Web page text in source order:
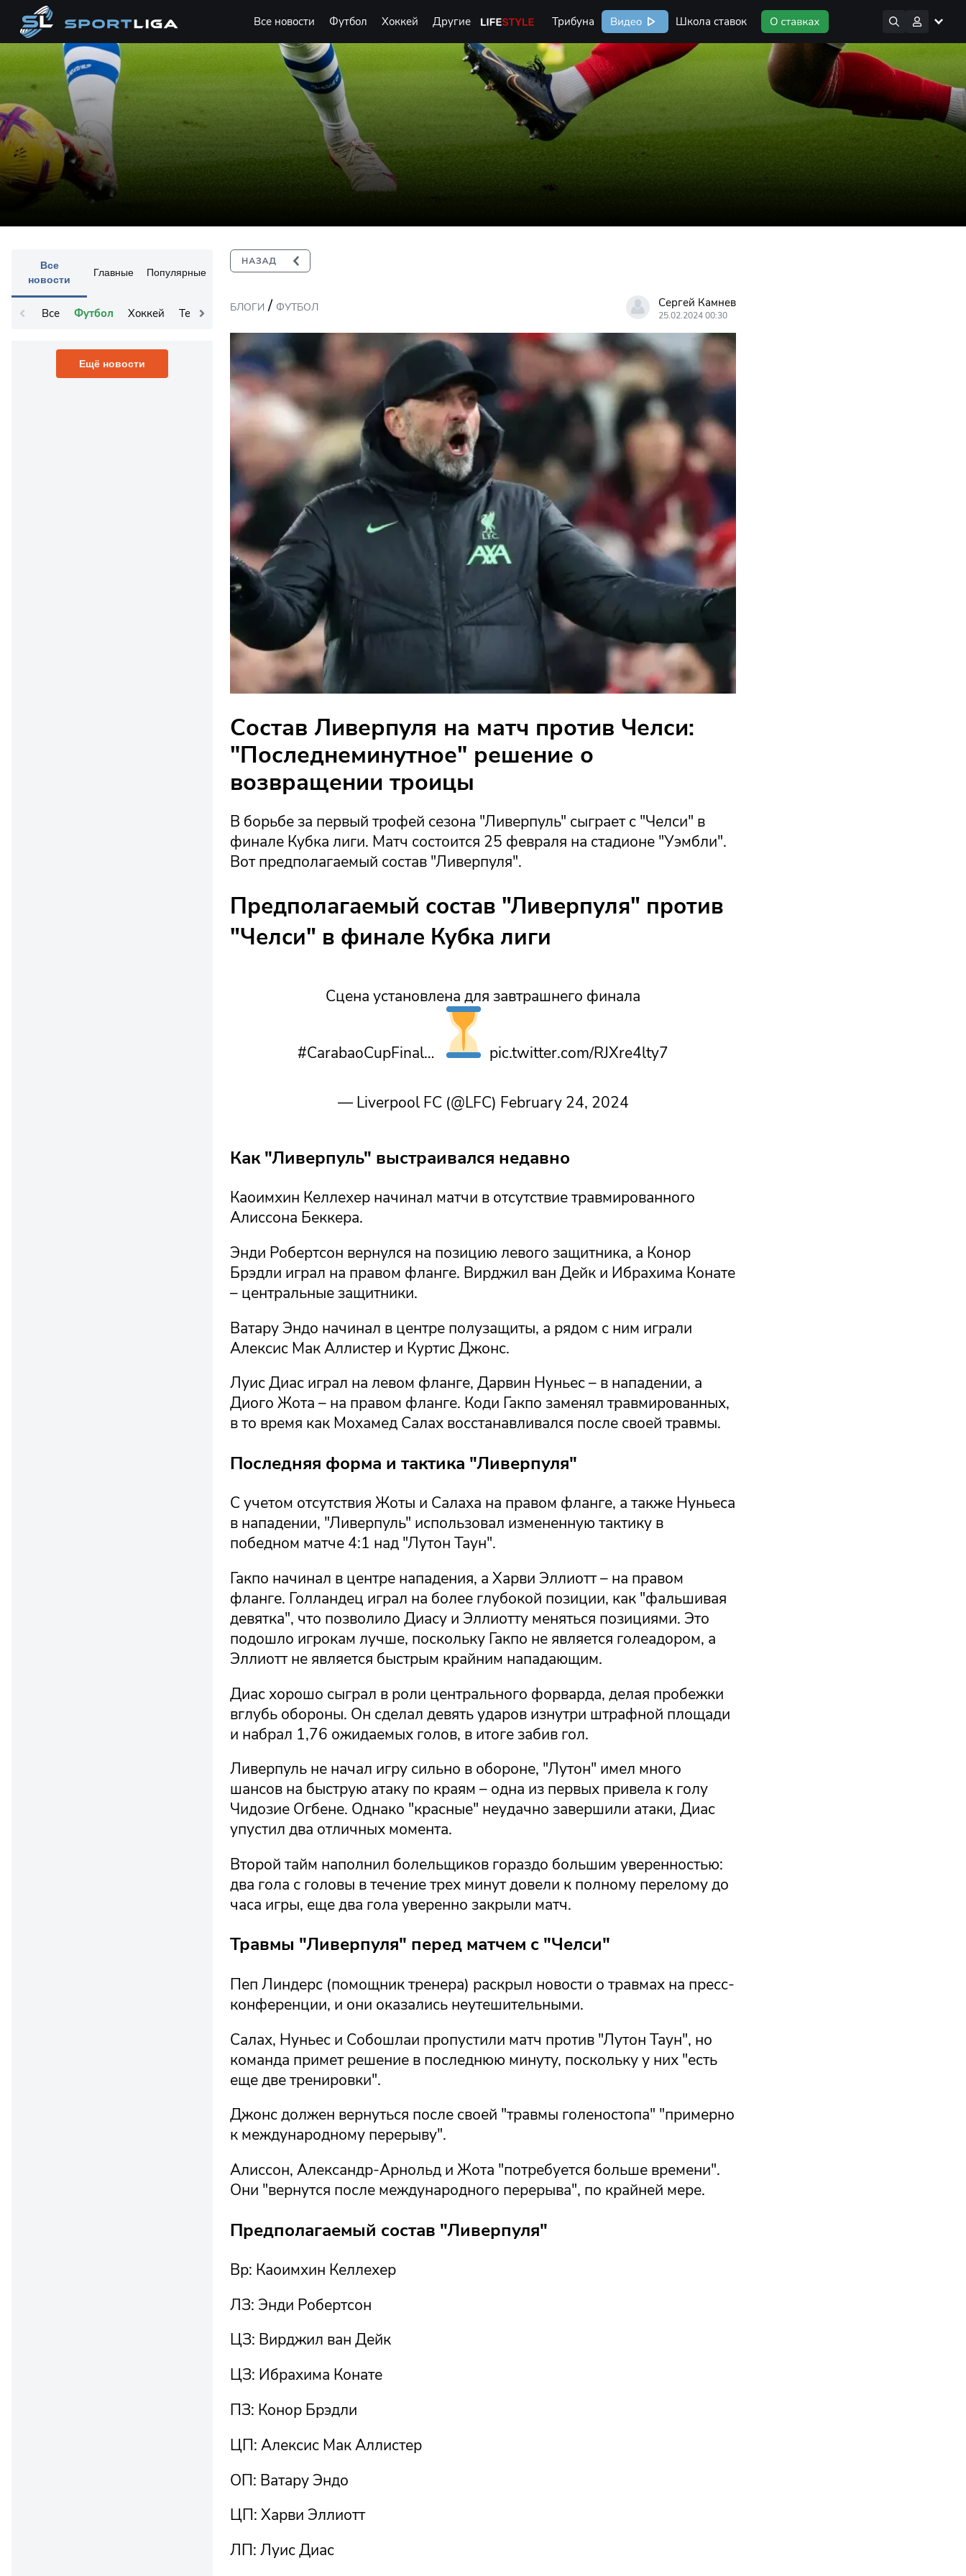
Все новости Футбол Хоккей Другие Life Style Трибуна Видео Школа ставок
Все
новости
Главные Популярные
Все Футбол Хоккей Теннис Остальное
Ещё новости
БЛОГИ / ФУТБОЛ Сергей Камнев
25.02.2024 00:30
Состав Ливерпуля на матч против Челси:
"Последнеминутное" решение о
возвращении троицы
В борьбе за первый трофей сезона "Ливерпуль" сыграет с "Челси" в
финале Кубка лиги. Матч состоится 25 февраля на стадионе "Уэмбли".
Вот предполагаемый состав "Ливерпуля".
Предполагаемый состав "Ливерпуля" против
"Челси" в финале Кубка лиги
Сцена установлена для завтрашнего финала
#CarabaoCupFinal… pic.twitter.com/RJXre4lty7
— Liverpool FC (@LFC) February 24, 2024
Как "Ливерпуль" выстраивался недавно
Каоимхин Келлехер начинал матчи в отсутствие травмированного
Алиссона Беккера.
Энди Робертсон вернулся на позицию левого защитника, а Конор
Брэдли играл на правом фланге. Вирджил ван Дейк и Ибрахима Конате
– центральные защитники.
Ватару Эндо начинал в центре полузащиты, а рядом с ним играли
Алексис Мак Аллистер и Куртис Джонс.
Луис Диас играл на левом фланге, Дарвин Нуньес – в нападении, а
Диого Жота – на правом фланге. Коди Гакпо заменял травмированных,
в то время как Мохамед Салах восстанавливался после своей травмы.
Последняя форма и тактика "Ливерпуля"
С учетом отсутствия Жоты и Салаха на правом фланге, а также Нуньеса
в нападении, "Ливерпуль" использовал измененную тактику в
победном матче 4:1 над "Лутон Таун".
Гакпо начинал в центре нападения, а Харви Эллиотт – на правом
фланге. Голландец играл на более глубокой позиции, как "фальшивая
девятка", что позволило Диасу и Эллиотту меняться позициями. Это
подошло игрокам лучше, поскольку Гакпо не является голеадором, а
Эллиотт не является быстрым крайним нападающим.
Диас хорошо сыграл в роли центрального форварда, делая пробежки
вглубь обороны. Он сделал девять ударов изнутри штрафной площади
и набрал 1,76 ожидаемых голов, в итоге забив гол.
Ливерпуль не начал игру сильно в обороне, "Лутон" имел много
шансов на быструю атаку по краям – одна из первых привела к голу
Чидозие Огбене. Однако "красные" неудачно завершили атаки, Диас
упустил два отличных момента.
Второй тайм наполнил болельщиков гораздо большим уверенностью:
два гола с головы в течение трех минут довели к полному перелому до
часа игры, еще два гола уверенно закрыли матч.
Травмы "Ливерпуля" перед матчем с "Челси"
Пеп Линдерс (помощник тренера) раскрыл новости о травмах на пресс-
конференции, и они оказались неутешительными.
Салах, Нуньес и Собошлаи пропустили матч против "Лутон Таун", но
команда примет решение в последнюю минуту, поскольку у них "есть
еще две тренировки".
Джонс должен вернуться после своей "травмы голеностопа" "примерно
к международному перерыву".
Алиссон, Александр-Арнольд и Жота "потребуется больше времени".
Они "вернутся после международного перерыва", по крайней мере.
Предполагаемый состав "Ливерпуля"
Вр: Каоимхин Келлехер
ЛЗ: Энди Робертсон
ЦЗ: Вирджил ван Дейк
ЦЗ: Ибрахима Конате
ПЗ: Конор Брэдли
ЦП: Алексис Мак Аллистер
ОП: Ватару Эндо
ЦП: Харви Эллиотт
ЛП: Луис Диас